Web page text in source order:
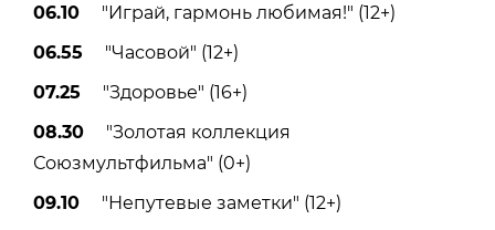
06.10 "Играй, гармонь любимая!" (12+)
06.55 "Часовой" (12+)
07.25 "Здоровье" (16+)
08.30 "Золотая коллекция
Союзмультфильма" (0+)
09.10 "Непутевые заметки" (12+)